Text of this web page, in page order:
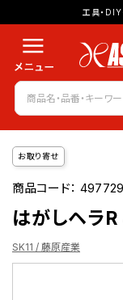
工具・
お取り寄せ
商品コード：
はがしヘラ
SK11 / 藤原産業